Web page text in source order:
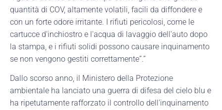
quantità di COV, altamente volatili, facili da diffondere e
con un forte odore irritante. I rifiuti pericolosi, come le
cartucce d'inchiostro e l'acqua di lavaggio dell'auto dopo
la stampa, e i rifiuti solidi possono causare inquinamento
se non vengono gestiti correttamente”.”
Dallo scorso anno, il Ministero della Protezione
ambientale ha lanciato una guerra di difesa del cielo blu e
ha ripetutamente rafforzato il controllo dell'inquinamento